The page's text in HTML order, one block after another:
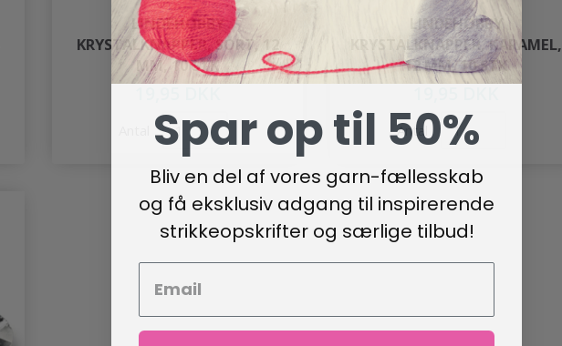
LINDEHOBBY
KRYSTALKNAPPER, SORT, 12
MM, 10 STK
LINDEHOBBY
KRYSTALKNAPPER, KARAMEL,
12 MM, 10 STK
Antal
Spar op til 50%
Bliv en del af vores garn-fællesskab
og få eksklusiv adgang til inspirerende
strikkeopskrifter og særlige tilbud!